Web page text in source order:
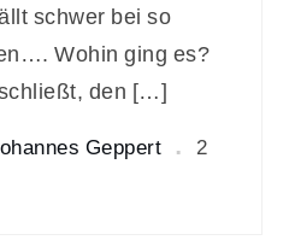
schwer bei so
Wohin ging es?
den […]
Geppert
2